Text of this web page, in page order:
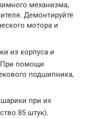
механизма,
Демонтируйте
мотора и
из корпуса и
При помощи
подшипника,
при их
85 штук).